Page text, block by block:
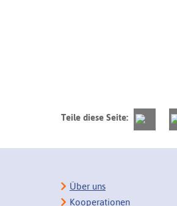
Teile diese Seite:
Über uns
Kooperationen